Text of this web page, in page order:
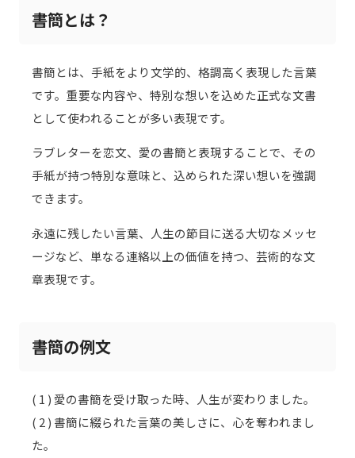
書簡とは？
書簡とは、手紙をより文学的、格調高く表現した言葉
です。重要な内容や、特別な想いを込めた正式な文書
として使われることが多い表現です。
ラブレターを恋文、愛の書簡と表現することで、その
手紙が持つ特別な意味と、込められた深い想いを強調
できます。
永遠に残したい言葉、人生の節目に送る大切なメッセ
ージなど、単なる連絡以上の価値を持つ、芸術的な文
章表現です。
書簡の例文
( 1 ) 愛の書簡を受け取った時、人生が変わりました。
( 2 ) 書簡に綴られた言葉の美しさに、心を奪われまし
た。